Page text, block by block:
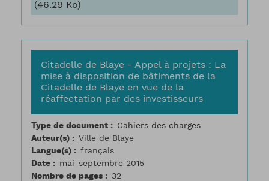
(46.29 Ko)
Citadelle de Blaye - Appel à projets : La
mise à disposition de bâtiments de la
Citadelle de Blaye en vue de la
réaffectation par des investisseurs
Type de document
Cahiers des charges
Auteur(s)
Ville de Blaye
Langue(s)
français
Date
mai-septembre 2015
Nombre de pages
32